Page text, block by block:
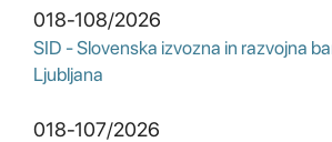
018-108/2026
SID - Slovenska izvozna in razvojna
Ljubljana
018-107/2026